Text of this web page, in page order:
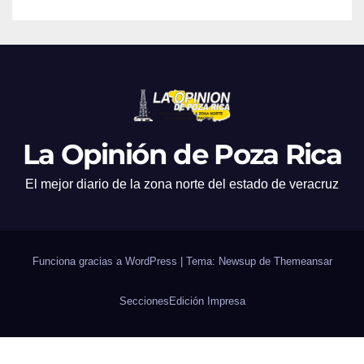
La Opinión de Poza Rica
El mejor diario de la zona norte del estado de veracruz
Funciona gracias a WordPress Tema: Newsup de Themeansar
Secciones Edición Impresa